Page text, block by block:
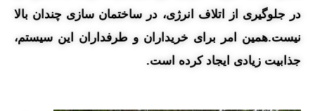
در جلوگیری از اتلاف انرژی، در ساختمان سازی چندان بالا
نیست.همین امر برای خریداران و طرفداران این سیستم،
جذابیت زیادی ایجاد کرده است.